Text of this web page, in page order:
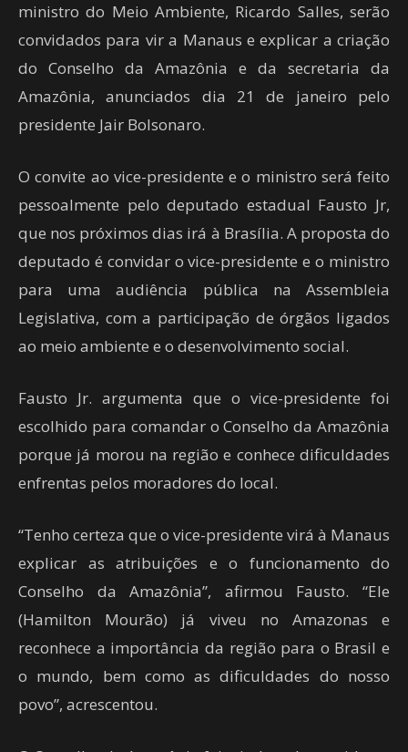
ministro do Meio Ambiente, Ricardo Salles, serão
convidados para vir a Manaus e explicar a criação
do Conselho da Amazônia e da secretaria da
Amazônia, anunciados dia 21 de janeiro pelo
presidente Jair Bolsonaro.
O convite ao vice-presidente e o ministro será feito
pessoalmente pelo deputado estadual Fausto Jr,
que nos próximos dias irá à Brasília. A proposta do
deputado é convidar o vice-presidente e o ministro
para uma audiência pública na Assembleia
Legislativa, com a participação de órgãos ligados
ao meio ambiente e o desenvolvimento social.
Fausto Jr. argumenta que o vice-presidente foi
escolhido para comandar o Conselho da Amazônia
porque já morou na região e conhece dificuldades
enfrentas pelos moradores do local.
“Tenho certeza que o vice-presidente virá à Manaus
explicar as atribuições e o funcionamento do
Conselho da Amazônia”, afirmou Fausto. “Ele
(Hamilton Mourão) já viveu no Amazonas e
reconhece a importância da região para o Brasil e
o mundo, bem como as dificuldades do nosso
povo”, acrescentou.